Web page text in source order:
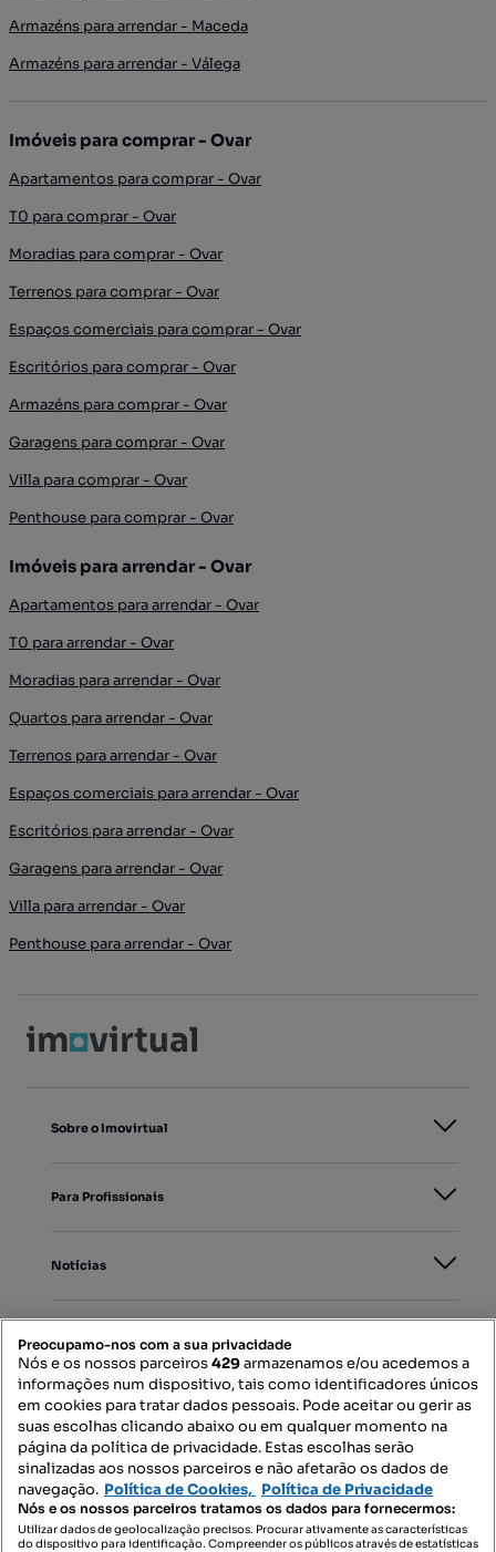
Armazéns para arrendar - Maceda
Armazéns para arrendar - Válega
Imóveis para comprar - Ovar
Apartamentos para comprar - Ovar
T0 para comprar - Ovar
Moradias para comprar - Ovar
Terrenos para comprar - Ovar
Espaços comerciais para comprar - Ovar
Escritórios para comprar - Ovar
Armazéns para comprar - Ovar
Garagens para comprar - Ovar
Villa para comprar - Ovar
Penthouse para comprar - Ovar
Imóveis para arrendar - Ovar
Apartamentos para arrendar - Ovar
T0 para arrendar - Ovar
Moradias para arrendar - Ovar
Quartos para arrendar - Ovar
Terrenos para arrendar - Ovar
Espaços comerciais para arrendar - Ovar
Escritórios para arrendar - Ovar
Garagens para arrendar - Ovar
Villa para arrendar - Ovar
Penthouse para arrendar - Ovar
Sobre o Imovirtual
Para Profissionais
Notícias
Mapa do Site
Contacte-nos
SIGA-NOS:
Preocupamo-nos com a sua privacidade
Nós e os nossos parceiros429armazenamos e/ou acedemos a
informações num dispositivo, tais como identificadores únicos
em cookies para tratar dados pessoais. Pode aceitar ou gerir as
suas escolhas clicando abaixo ou em qualquer momento na
página da política de privacidade. Estas escolhas serão
sinalizadas aos nossos parceiros e não afetarão os dados de
navegação. Política de Cookies, Política de Privacidade
Nós e os nossos parceiros tratamos os dados para fornecermos:
Utilizar dados de geolocalização precisos. Procurar ativamente as características
do dispositivo para identificação. Compreender os públicos através de estatísticas